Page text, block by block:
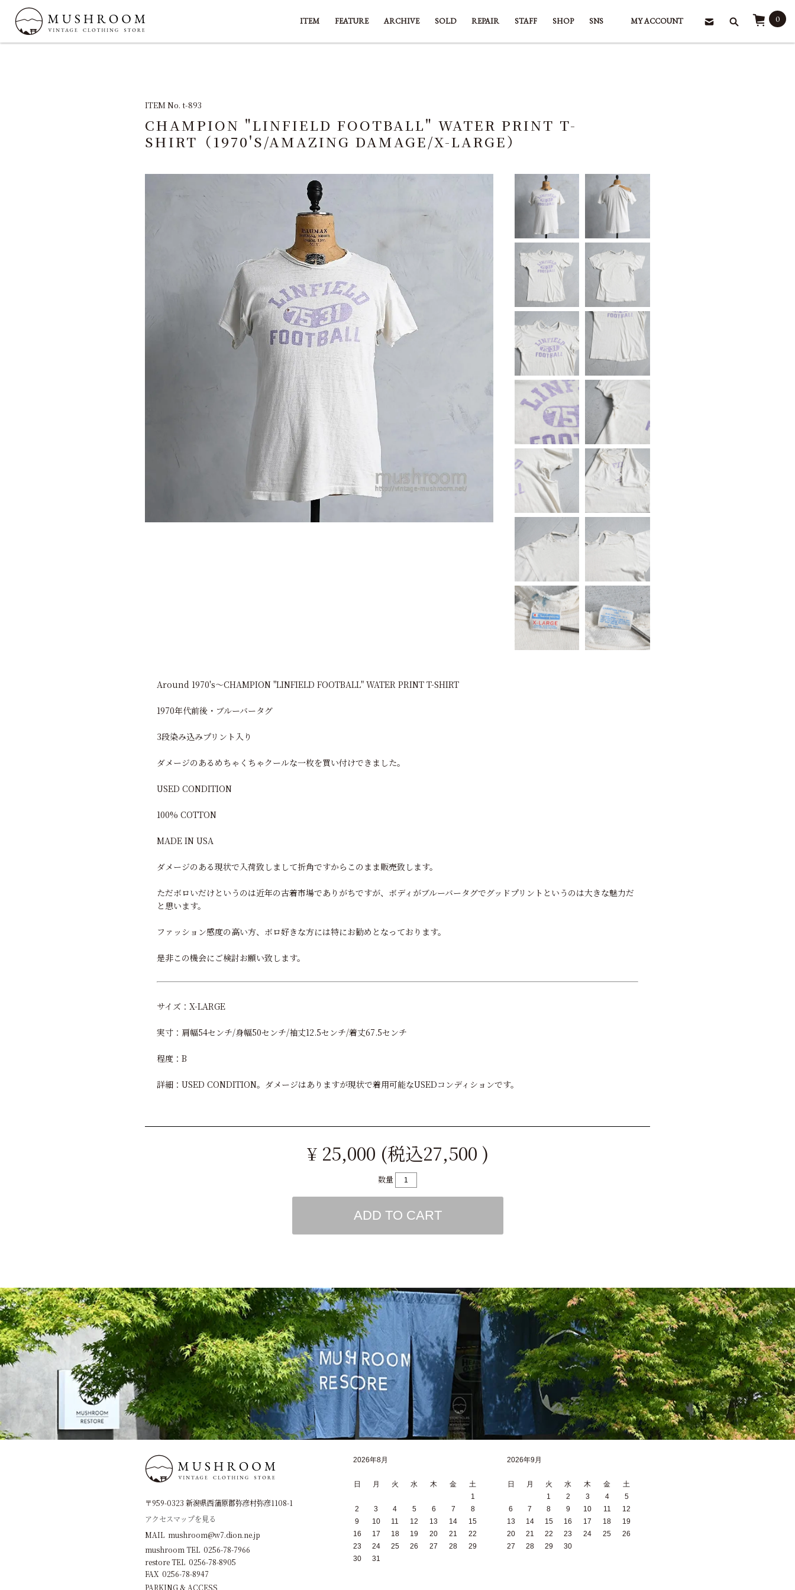
ITEM FEATURE ARCHIVE SOLD REPAIR STAFF SHOP SNS MY ACCOUNT 0
ITEM No. t-893
CHAMPION "LINFIELD FOOTBALL" WATER PRINT T-
SHIRT（1970'S/AMAZING DAMAGE/X-LARGE）
Around 1970's〜CHAMPION "LINFIELD FOOTBALL" WATER PRINT T-SHIRT
1970年代前後・ブルーバータグ
3段染み込みプリント入り
ダメージのあるめちゃくちゃクールな一枚を買い付けできました。
USED CONDITION
100% COTTON
MADE IN USA
ダメージのある現状で入荷致しまして折角ですからこのまま販売致します。
ただボロいだけというのは近年の古着市場でありがちですが、ボディがブルーバータグでグッドプリントというのは大きな魅力だ
と思います。
ファッション感度の高い方、ボロ好きな方には特にお勧めとなっております。
是非この機会にご検討お願い致します。
サイズ：X-LARGE
実寸：肩幅54センチ/身幅50センチ/袖丈12.5センチ/着丈67.5センチ
程度：B
詳細：USED CONDITION。ダメージはありますが現状で着用可能なUSEDコンディションです。
¥ 25,000 (税込27,500 )
数量
ADD TO CART
〒959-0323 新潟県西蒲原郡弥彦村弥彦1108-1
アクセスマップを見る
MAIL mushroom@w7.dion.ne.jp
mushroom TEL 0256-78-7966
restore TEL 0256-78-8905
FAX 0256-78-8947
PARKING & ACCESS
2026年8月
日 月 火 水 木 金
土
1
2
3 4 5 6 7
8
9
10 11 12 13 14
15
16
17 18 19 20 21
22
23
24 25 26 27 28
29
30
31
2026年9月
日 月 火 水 木 金
土
1
2 3 4
5
6
7 8 9 10 11
12
13
14 15 16 17 18
19
20
21 22 23 24 25
26
27
28 29 30